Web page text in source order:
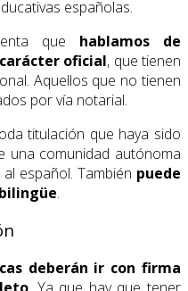
españolas.
que hablamos de
oficial, que tienen
Aquellos que no tienen
por vía notarial.
titulación que haya sido
una comunidad autónoma
español. También puede
.
deberán ir con firma